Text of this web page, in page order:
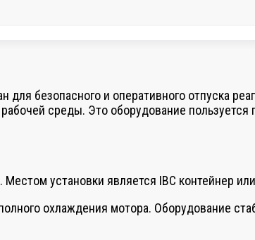
безопасного и оперативного отпуска
среды. Это оборудование
установки является IBC контейнер
охлаждения мотора. Оборудование